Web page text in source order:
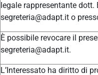
legale rappresentante dott.
segreteria@adapt.it o
È possibile revocare il
segreteria@adapt.it.
L’Interessato ha diritto di